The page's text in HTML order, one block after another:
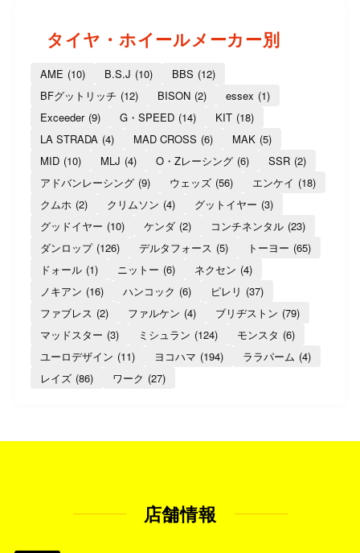
タイヤ・ホイールメーカー別
AME (10) B.S.J (10) BBS (12)
BFグットリッチ (12) BISON (2) essex (1)
Exceeder (9) G・SPEED (14) KIT (18)
LA STRADA (4) MAD CROSS (6) MAK (5)
MID (10) MLJ (4) O・Zレーシング (6) SSR (2)
アドバンレーシング (9) ウェッズ (56) エンケイ (18)
クムホ (2) クリムソン (4) グットイヤー (3)
グッドイヤー (10) ケンダ (2) コンチネンタル (23)
ダンロップ (126) デルタフォース (5) トーヨー (65)
ドォール (1) ニットー (6) ネクセン (4)
ノキアン (16) ハンコック (6) ピレリ (37)
ファブレス (2) ファルケン (4) ブリヂストン (79)
マッドスター (3) ミシュラン (124) モンスタ (6)
ユーロデザイン (11) ヨコハマ (194) ララパーム (4)
レイズ (86) ワーク (27)
店舗情報